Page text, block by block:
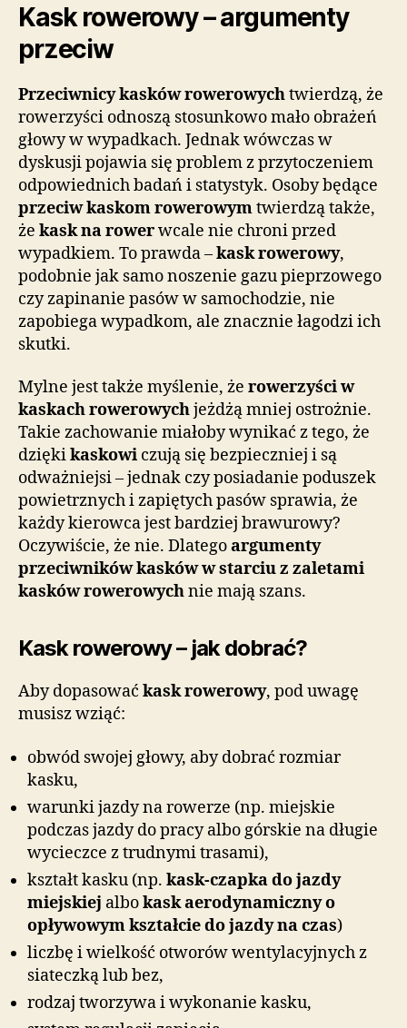
Kask rowerowy – argumenty
przeciw
Przeciwnicy kasków rowerowychtwierdzą, że
rowerzyści odnoszą stosunkowo mało obrażeń
głowy w wypadkach. Jednak wówczas w
dyskusji pojawia się problem z przytoczeniem
odpowiednich badań i statystyk. Osoby będące
przeciw kaskom rowerowymtwierdzą także,
że kask na rowerwcale nie chroni przed
wypadkiem. To prawda –kask rowerowy,
podobnie jak samo noszenie gazu pieprzowego
czy zapinanie pasów w samochodzie, nie
zapobiega wypadkom, ale znacznie łagodzi ich
skutki.
Mylne jest także myślenie, że rowerzyści w
kaskach rowerowychjeżdżą mniej ostrożnie.
Takie zachowanie miałoby wynikać z tego, że
dziękikaskowi czują się bezpieczniej i są
odważniejsi – jednak czy posiadanie poduszek
powietrznych i zapiętych pasów sprawia, że
każdy kierowca jest bardziej brawurowy?
Oczywiście, że nie. Dlategoargumenty
przeciwników kasków w starciu z zaletami
kasków rowerowychnie mają szans.
Kask rowerowy – jak dobrać?
Aby dopasować kask rowerowy, pod uwagę
musisz wziąć:
obwód swojej głowy, aby dobrać rozmiar
kasku,
warunki jazdy na rowerze (np. miejskie
podczas jazdy do pracy albo górskie na długie
wycieczce z trudnymi trasami),
kształt kasku (np. kask-czapka do jazdy
miejskiej albokask aerodynamiczny o
opływowym kształcie do jazdy na czas)
liczbę i wielkość otworów wentylacyjnych z
siateczką lub bez,
rodzaj tworzywa i wykonanie kasku,